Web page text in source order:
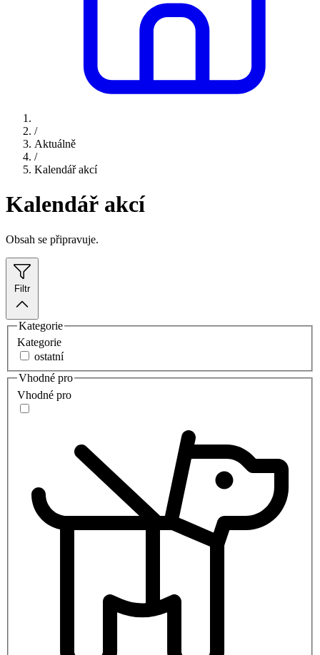
/
Aktuálně
/
Kalendář akcí
Kalendář akcí
Obsah se připravuje.
Filtr
Kategorie
Kategorie
ostatní
Vhodné pro
Vhodné pro